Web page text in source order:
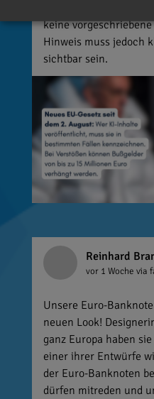
💡 Wie muss
keine
Hinweis muss jedoch
sichtbar sein.
Reinhard
vor 1 Woche via
Unsere Euro-
neuen Look!
ganz Europa haben
einer ihrer Entwürfe
der Euro-Banknoten
dürfen mitreden und